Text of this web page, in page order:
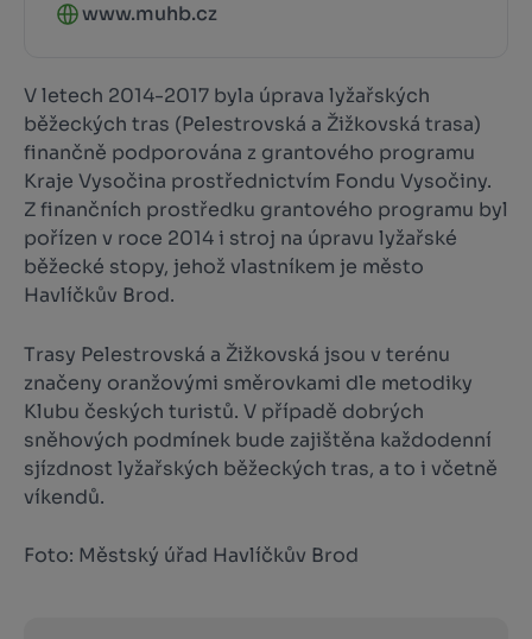
www.muhb.cz
V letech 2014-2017 byla úprava lyžařských
běžeckých tras (Pelestrovská a Žižkovská trasa)
finančně podporována z grantového programu
Kraje Vysočina prostřednictvím Fondu Vysočiny.
Z finančních prostředku grantového programu byl
pořízen v roce 2014 i stroj na úpravu lyžařské
běžecké stopy, jehož vlastníkem je město
Havlíčkův Brod.
Trasy Pelestrovská a Žižkovská jsou v terénu
značeny oranžovými směrovkami dle metodiky
Klubu českých turistů. V případě dobrých
sněhových podmínek bude zajištěna každodenní
sjízdnost lyžařských běžeckých tras, a to i včetně
víkendů.
Foto: Městský úřad Havlíčkův Brod